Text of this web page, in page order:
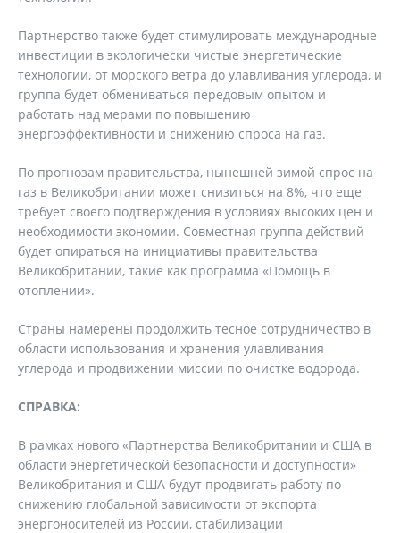
Партнерство также будет стимулировать международные
инвестиции в экологически чистые энергетические
технологии, от морского ветра до улавливания углерода, и
группа будет обмениваться передовым опытом и
работать над мерами по повышению
энергоэффективности и снижению спроса на газ.
По прогнозам правительства, нынешней зимой спрос на
газ в Великобритании может снизиться на 8%, что еще
требует своего подтверждения в условиях высоких цен и
необходимости экономии. Совместная группа действий
будет опираться на инициативы правительства
Великобритании, такие как программа «Помощь в
отоплении».
Страны намерены продолжить тесное сотрудничество в
области использования и хранения улавливания
углерода и продвижении миссии по очистке водорода.
СПРАВКА:
В рамках нового «Партнерства Великобритании и США в
области энергетической безопасности и доступности»
Великобритания и США будут продвигать работу по
снижению глобальной зависимости от экспорта
энергоносителей из России, стабилизации